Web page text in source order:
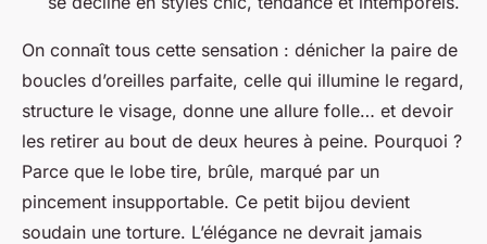
On connaît tous cette sensation : dénicher la paire de
boucles d’oreilles parfaite, celle qui illumine le regard,
structure le visage, donne une allure folle… et devoir
les retirer au bout de deux heures à peine. Pourquoi ?
Parce que le lobe tire, brûle, marqué par un
pincement insupportable. Ce petit bijou devient
soudain une torture. L’élégance ne devrait jamais